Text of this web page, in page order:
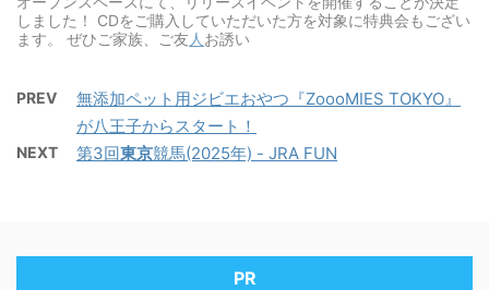
しました！ CDをご購入していただいた方を対象に特典会もござい
ます。 ぜひご家族、ご友人 お誘い
PREV
無添加ペット用ジビエおやつ『ZoooMIES TOKYO』
が八王子からスタート！
NEXT 第3回東京競馬(2025年) - JRA FUN
PR